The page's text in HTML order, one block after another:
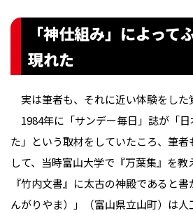
「神仕組み」によって
現れた
実は筆者も、それに近い体験をした
1984年に「サンデー毎日」誌が「
た」という取材をしていたころ、筆
して、当時富山大学で『万葉集』を教
『竹内文書』に太古の神殿であると
んがりやま）」（富山県立山町）は